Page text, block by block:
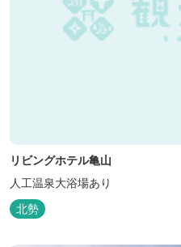
リビングホテル亀山
人工温泉大浴場あり
北勢